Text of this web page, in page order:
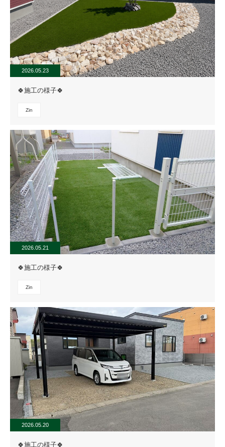
2026.05.23
🍀施工の様子🍀
Zin
2026.05.21
🍀施工の様子🍀
Zin
2026.05.20
🍀施工の様子🍀